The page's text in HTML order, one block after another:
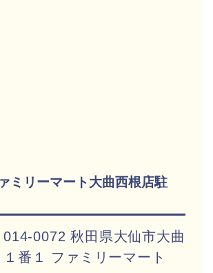
ミリーマート大曲西根店駐
0072 秋田県大仙市大曲
番１ ファミリーマート